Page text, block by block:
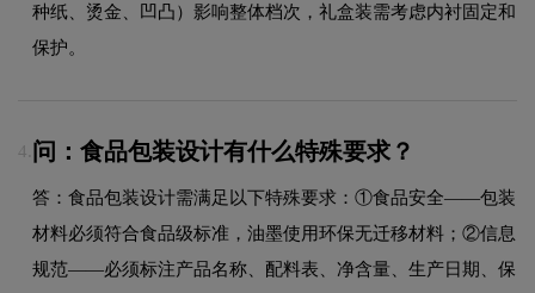
种纸、烫金、凹凸）影响整体档次，礼盒装需考虑内衬固定和
保护。
4. 问：食品包装设计有什么特殊要求？
答：食品包装设计需满足以下特殊要求：①食品安全——包装
材料必须符合食品级标准，油墨使用环保无迁移材料；②信息
规范——必须标注产品名称、配料表、净含量、生产日期、保